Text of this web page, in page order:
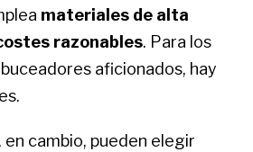
materiales de alta
razonables. Para los
aficionados, hay
cambio, pueden elegir